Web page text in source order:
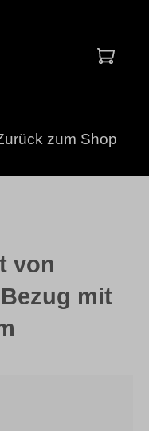
zum Shop
von
mit